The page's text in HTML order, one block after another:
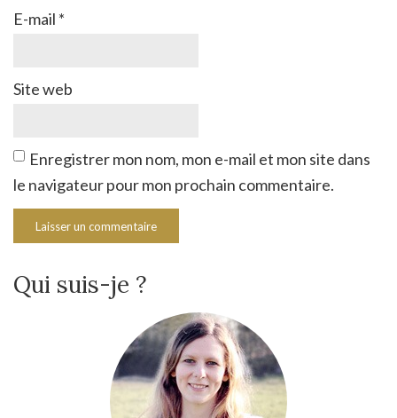
E-mail *
Site web
Enregistrer mon nom, mon e-mail et mon site dans
le navigateur pour mon prochain commentaire.
Qui suis-je ?